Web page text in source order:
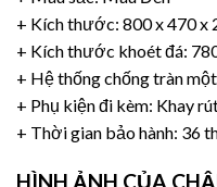
+ Kích thước: 800 x 470 x
+ Kích thước khoét đá:
+ Hệ thống chống tràn
+ Phụ kiện đi kèm: Khay
+ Thời gian bảo hành: 36
HÌNH ẢNH CỦA